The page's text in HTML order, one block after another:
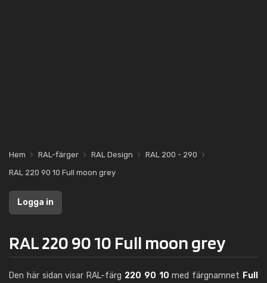
Hem RAL-färger RAL Design
RAL 200 - 290
RAL 220 90 10 Full moon grey
Logga in
RAL 220 90 10 Full moon grey
Den här sidan visar RAL-färg 220 90 10 med färgnamnet Full